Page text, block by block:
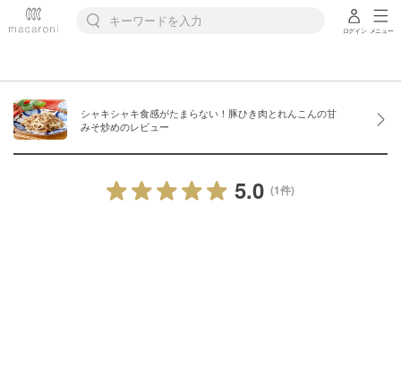
ログイン メニュー
シャキシャキ食感がたまらない！豚ひき肉とれんこんの甘
みそ炒めのレビュー
5.0 (1件)